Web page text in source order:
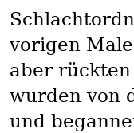
vorigen
aber rückten
wurden von
und